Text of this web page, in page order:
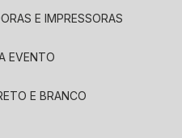
E IMPRESSORAS
EVENTO
E BRANCO